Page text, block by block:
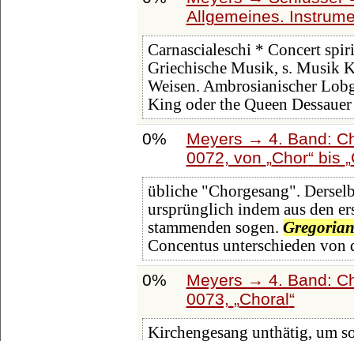
Allgemeines.
Carnascialeschi * Concert
Griechische Musik, s. Musik
Weisen. Ambrosianischer
King oder the Queen
0%
Meyers → 4. Band:
0072, von Chor bis
übliche "Chorgesang".
ursprünglich indem aus den
stammenden sogen.
Concentus unterschieden von
0%
Meyers → 4. Band:
0073,
Choral
Kirchengesang unthätig, um